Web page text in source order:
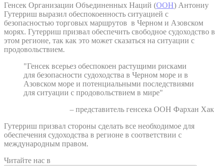
Генсек Организации Объединенных Наций (ООН) Антониу
Гутерриш выразил обеспокоенность ситуацией с
безопасностью торговых маршрутов в Черном и Азовском
морях. Гутерриш призвал обеспечить свободное судоходство в
этом регионе, так как это может сказаться на ситуации с
продовольствием.
"Генсек всерьез обеспокоен растущими рисками
для безопасности судоходства в Черном море и в
Азовском море и потенциальными последствиями
для ситуации с продовольствием в мире"
– представитель генсека ООН Фархан Хак
Гутерриш призвал стороны сделать все необходимое для
обеспечения судоходства в регионе в соответствии с
международным правом.
Читайте нас в